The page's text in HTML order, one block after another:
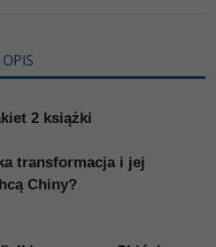
OPIS
2 książki
transformacja i jej
Chiny?